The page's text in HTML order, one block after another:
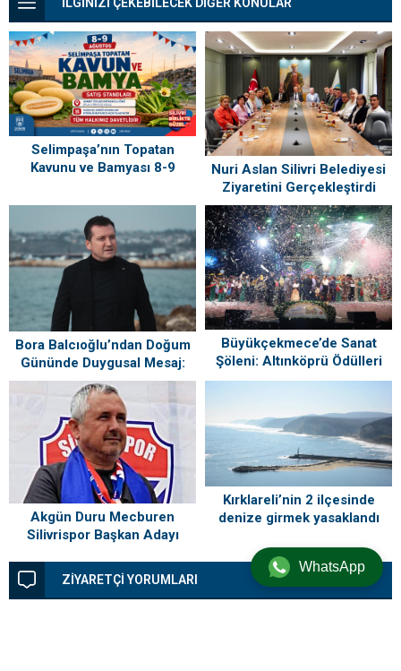
Selimpaşa’nın Topatan
Kavunu ve Bamyası 8-9
Buluşuyor
Nuri Aslan Silivri Belediyesi
Ziyaretini Gerçekleştirdi
Bora Balcıoğlu’ndan Doğum
Gününde Duygusal Mesaj:
“Silivri’mi Çok Özlüyorum”
Büyükçekmece’de Sanat
Şöleni: Altınköprü Ödülleri
Sahiplerini Buldu!
Akgün Duru Mecburen
Silivrispor Başkan Adayı
Kırklareli’nin 2 ilçesinde
denize girmek yasaklandı
ZİYARETÇİ YORUMLARI
WhatsApp